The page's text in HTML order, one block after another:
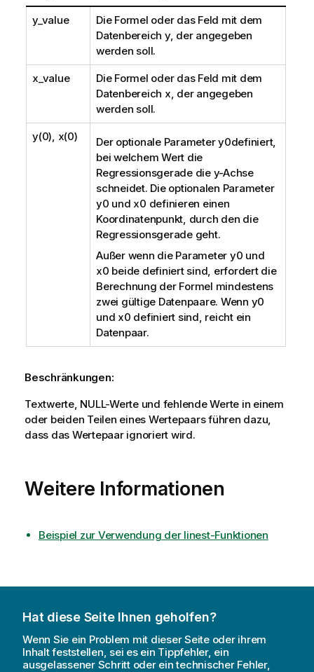
y_value
Die Formel oder das Feld mit dem
Datenbereich y, der angegeben
werden soll.
x_value
Die Formel oder das Feld mit dem
Datenbereich x, der angegeben
werden soll.
y(0), x(0) Der optionale Parametery0definiert,
bei welchem Wert die
Regressionsgerade die y-Achse
schneidet. Die optionalen Parameter
y0 und x0 definieren einen
Koordinatenpunkt, durch den die
Regressionsgerade geht.
Außer wenn die Parameter y0 und
x0 beide definiert sind, erfordert die
Berechnung der Formel mindestens
zwei gültige Datenpaare. Wenn y0
und x0 definiert sind, reicht ein
Datenpaar.
Beschränkungen:
Textwerte, NULL-Werte und fehlende Werte in einem
oder beiden Teilen eines Wertepaars führen dazu,
dass das Wertepaar ignoriert wird.
Weitere Informationen
Beispiel zur Verwendung der linest-Funktionen
Hat diese Seite Ihnen geholfen?
Wenn Sie ein Problem mit dieser Seite oder ihrem
Inhalt feststellen, sei es ein Tippfehler, ein
ausgelassener Schritt oder ein technischer Fehler,